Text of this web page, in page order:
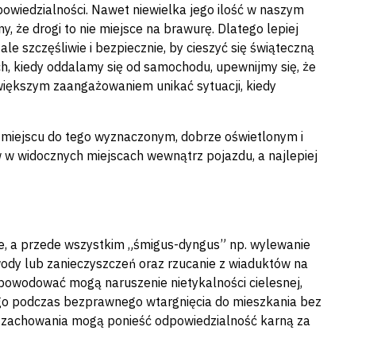
Nawet niewielka jego ilość w naszym
że drogi to nie miejsce na brawurę. Dlatego lepiej
szczęśliwie i bezpiecznie, by cieszyć się świąteczną
kiedy oddalamy się od samochodu, upewnijmy się, że
zaangażowaniem unikać sytuacji, kiedy
do tego wyznaczonym, dobrze oświetlonym i
widocznych miejscach wewnątrz pojazdu, a najlepiej
a przede wszystkim „śmigus-dyngus” np. wylewanie
lub zanieczyszczeń oraz rzucanie z wiaduktów na
mogą naruszenie nietykalności cielesnej,
podczas bezprawnego wtargnięcia do mieszkania bez
mogą ponieść odpowiedzialność karną za